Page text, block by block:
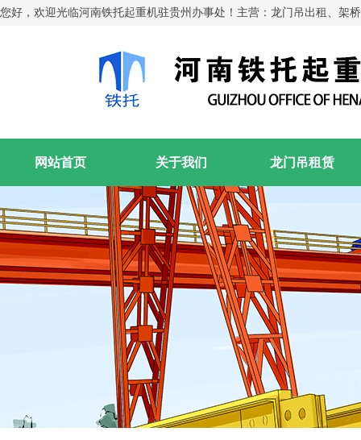
您好，欢迎光临河南铁托起重机驻贵州办事处！主营：龙门吊出租、架
网站首页 关于我们 龙门吊租赁